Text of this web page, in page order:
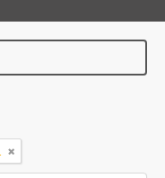
bok